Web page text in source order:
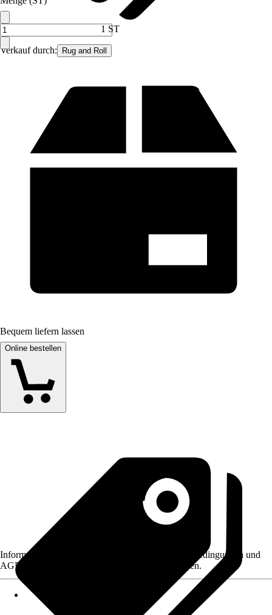
Verkauf durch: Rug and Roll
1 ST
Bequem liefern lassen
Online bestellen
Informationen des Verkäufers, wie z. B. Rückgabebedingungen und
AGB, finden Sie bei Klick auf den Verkäufernamen.